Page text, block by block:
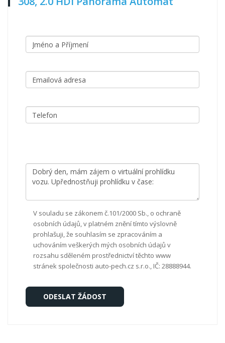
V souladu se zákonem č.101/2000 Sb., o ochraně
osobních údajů, v platném znění tímto výslovně
prohlašuji, že souhlasím se zpracováním a
uchováním veškerých mých osobních údajů v
rozsahu sděleném prostřednictví těchto www
stránek společnosti auto-pech.cz s.r.o., IČ: 28888944.